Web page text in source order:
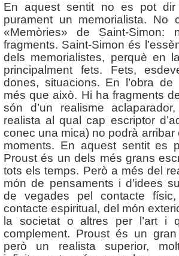
En aquest sentit no es pot
purament un memorialista. No
«Memòries» de Saint-Simon:
fragments. Saint-Simon és
dels memorialistes, perquè en
principalment fets. Fets,
dones, situacions. En l’obra
més que això. Hi ha fragments
són d’un realisme
realista al qual cap escriptor
conec una mica) no podrà arribar
moments. En aquest sentit es
Proust és un dels més grans
tots els temps. Però a més del
món de pensaments i d’idees
de vegades pel contacte
contacte espiritual, del món
la societat o altres per l’art i
complement. Proust és un
però un realista superior,